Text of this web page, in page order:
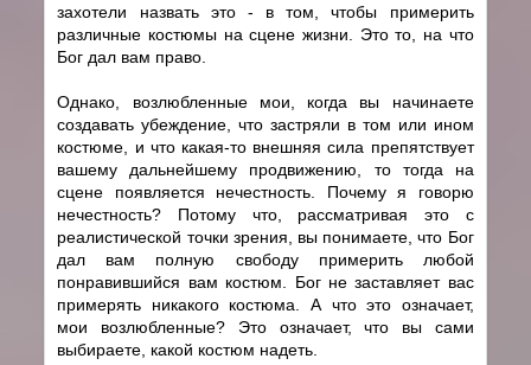
захотели назвать это - в том, чтобы примерить
различные костюмы на сцене жизни. Это то, на что
Бог дал вам право.
Однако, возлюбленные мои, когда вы начинаете
создавать убеждение, что застряли в том или ином
костюме, и что какая-то внешняя сила препятствует
вашему дальнейшему продвижению, то тогда на
сцене появляется нечестность. Почему я говорю
нечестность? Потому что, рассматривая это с
реалистической точки зрения, вы понимаете, что Бог
дал вам полную свободу примерить любой
понравившийся вам костюм. Бог не заставляет вас
примерять никакого костюма. А что это означает,
мои возлюбленные? Это означает, что вы сами
выбираете, какой костюм надеть.